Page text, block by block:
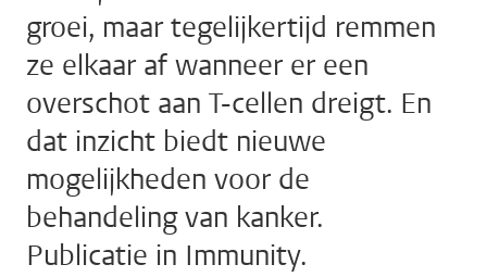
groei, maar tegelijkertijd remmen
ze elkaar af wanneer er een
overschot aan T-cellen dreigt. En
dat inzicht biedt nieuwe
mogelijkheden voor de
behandeling van kanker.
Publicatie in Immunity.